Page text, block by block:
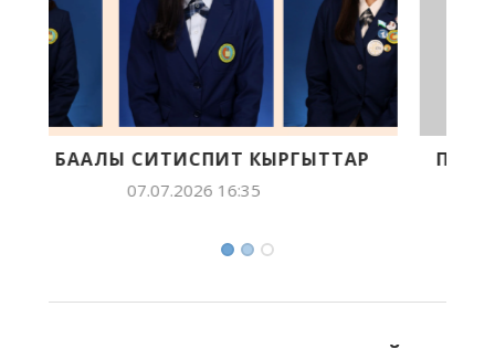
ПЕРВАЯ СТОБАЛЛЬНИЦА ЕГЭ ДАРИНА
ТИМОФЕЕВА: «ИМЕННО ПРЕМИЯ...